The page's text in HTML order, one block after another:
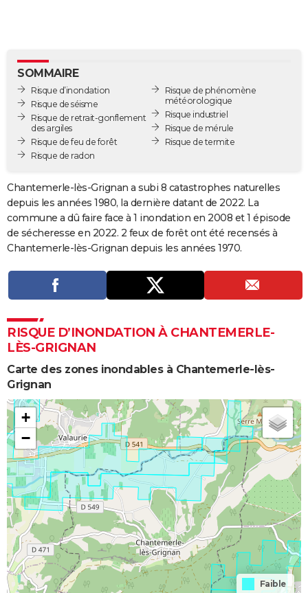
BONS PLANS
CARTE DE VOEUX
Carte de Noël
Carte Bonne année
Carte Saint-Valentin
Carte Pâques
Carte d'anniversaire
DICTIONNAIRE
Dictionnaire
Biographies
Citations
Expressions
Proverbes
PROGRAMME TV
COPAINS D'AVANT
S'inscrire
Se connecter
Lycées
Collèges
Primaires
Universités
Entreprises
Service militaire
Avis de recherche
AVIS DE DÉCÈS
FORUM
SOMMAIRE
Risque d’inondation
Risque de séisme
Risque de retrait-gonflement
des argiles
Risque de feu de forêt
Risque de radon
Risque de phénomène
météorologique
Risque industriel
Risque de mérule
Risque de termite
Chantemerle-lès-Grignan a subi 8 catastrophes naturelles
depuis les années 1980, la dernière datant de 2022. La
commune a dû faire face à 1 inondation en 2008 et 1 épisode
de sécheresse en 2022. 2 feux de forêt ont été recensés à
Chantemerle-lès-Grignan depuis les années 1970.
RISQUE D’INONDATION À CHANTEMERLE-
LÈS-GRIGNAN
Carte des zones inondables à Chantemerle-lès-
Grignan
+
−
Faible